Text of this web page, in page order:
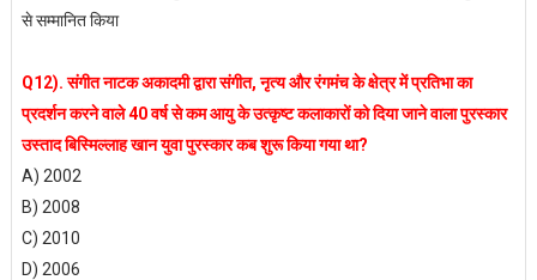
से सम्मानित किया
Q12). संगीत नाटक अकादमी द्वारा संगीत, नृत्य और रंगमंच के क्षेत्र में प्रतिभा का
प्रदर्शन करने वाले 40 वर्ष से कम आयु के उत्कृष्ट कलाकारों को दिया जाने वाला पुरस्कार
उस्ताद बिस्मिल्लाह खान युवा पुरस्कार कब शुरू किया गया था?
A) 2002
B) 2008
C) 2010
D) 2006